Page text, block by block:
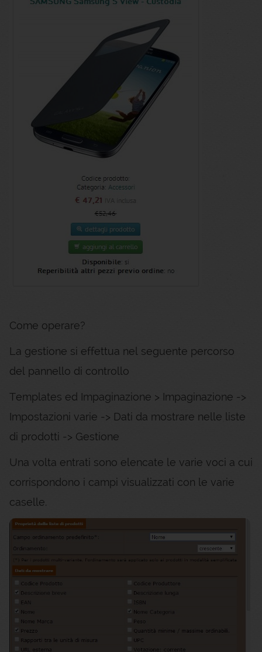
Come operare?
La gestione si effettua nel seguente percorso
del pannello di controllo
Templates ed Impaginazione > Impaginazione ->
Impostazioni varie -> Dati da mostrare nelle liste
di prodotti -> Gestione
Una volta entrati sono elencate le varie voci a cui
corrispondono i campi visualizzati con le varie
caselle.